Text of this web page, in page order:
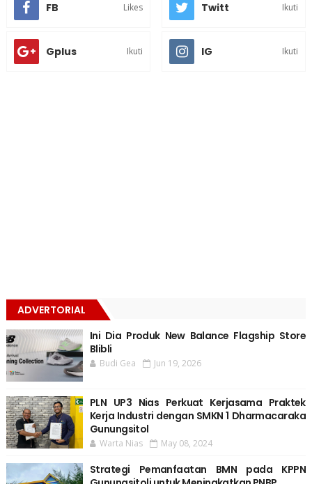
FB Likes Twitt Ikuti
Gplus Ikuti IG Ikuti
ADVERTORIAL
Ini Dia Produk New Balance Flagship Store
Blibli
Budi Gea Jun 19, 2026
PLN UP3 Nias Perkuat Kerjasama Praktek
Kerja Industri dengan SMKN 1 Dharmacaraka
Gunungsitol
Warta Nias May 08, 2024
Strategi Pemanfaatan BMN pada KPPN